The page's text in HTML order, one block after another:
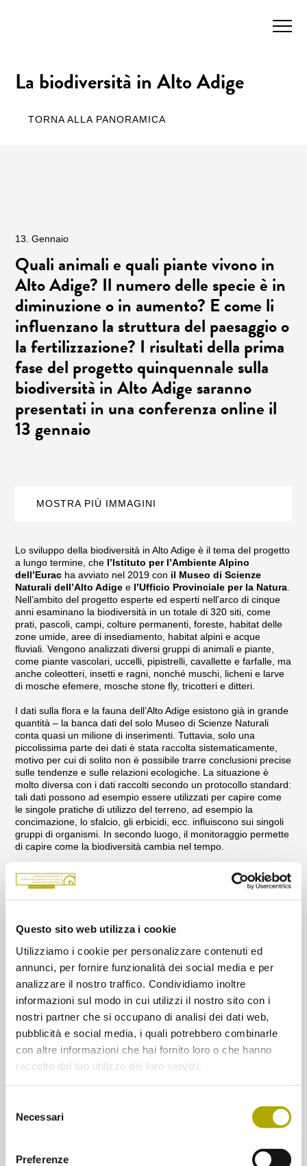
Questo sito web utilizza i cookie
Utilizziamo i cookie per personalizzare contenuti ed
annunci, per fornire funzionalità dei social media e per
analizzare il nostro traffico. Condividiamo inoltre
informazioni sul modo in cui utilizzi il nostro sito con i
nostri partner che si occupano di analisi dei dati web,
pubblicità e social media, i quali potrebbero combinarle
con altre informazioni che hai fornito loro o che hanno
raccolto dal tuo utilizzo dei loro servizi.
delNecessari
Preferenze
La biodiversità in Alto Adige
TORNA ALLA PANORAMICA
13. Gennaio
Quali animali e quali piante vivono in
Alto Adige? Il numero delle specie è in
diminuzione o in aumento? E come li
influenzano la struttura del paesaggio o
la fertilizzazione? I risultati della prima
fase del progetto quinquennale sulla
biodiversità in Alto Adige saranno
presentati in una conferenza online il
13 gennaio
MOSTRA PIÙ IMMAGINI
Lo sviluppo della biodiversità in Alto Adige è il tema del progetto
a lungo termine, che l’Istituto per l’Ambiente Alpino
dell’Eurac ha avviato nel 2019 con il Museo di Scienze
Naturali dell’Alto Adige e l’Ufficio Provinciale per la Natura.
Nell’ambito del progetto esperte ed esperti nell’arco di cinque
anni esaminano la biodiversità in un totale di 320 siti, come
prati, pascoli, campi, colture permanenti, foreste, habitat delle
zone umide, aree di insediamento, habitat alpini e acque
fluviali. Vengono analizzati diversi gruppi di animali e piante,
come piante vascolari, uccelli, pipistrelli, cavallette e farfalle, ma
anche coleotteri, insetti e ragni, nonché muschi, licheni e larve
di mosche efemere, mosche stone fly, tricotteri e ditteri.
I dati sulla flora e la fauna dell’Alto Adige esistono già in grande
quantità – la banca dati del solo Museo di Scienze Naturali
conta quasi un milione di inserimenti. Tuttavia, solo una
piccolissima parte dei dati è stata raccolta sistematicamente,
motivo per cui di solito non è possibile trarre conclusioni precise
sulle tendenze e sulle relazioni ecologiche. La situazione è
molto diversa con i dati raccolti secondo un protocollo standard:
tali dati possono ad esempio essere utilizzati per capire come
le singole pratiche di utilizzo del terreno, ad esempio la
concimazione, lo sfalcio, gli erbicidi, ecc. influiscono sui singoli
gruppi di organismi. In secondo luogo, il monitoraggio permette
di capire come la biodiversità cambia nel tempo.
Il progetto mira inoltre a promuovere ulteriormente e a mettere
in rete la ricerca sulla biodiversità in Alto Adige. Questo territorio
è stata fondata la Piattaforma della Biodiversità, una rete che
finora comprende il Museo di Scienze Naturali, la Ripartizione
provinciale Natura, paesaggio e sviluppo del territorio ed Eurac
Research, e che prevede anche un ciclo di conferenze. Alla
prossima conferenza online, in programma per mercoledì 13
gennaio alle ore 18, Andreas Hilpold dell’Istituto per l’Ambiente
Alpino e coordinatore del Monitoraggio della Biodiversità
dell’Alto Adige presenterà i risultati delle prime due stagioni di
rilevamento.